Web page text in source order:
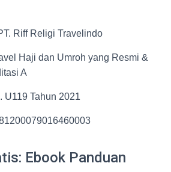
Riff Religi Travelindo
Haji dan Umroh yang Resmi &
A
U119 Tahun 2021
Ebook Panduan